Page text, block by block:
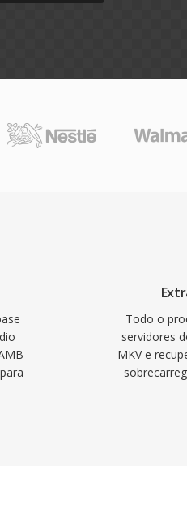
Todo o
servidores
MKV e